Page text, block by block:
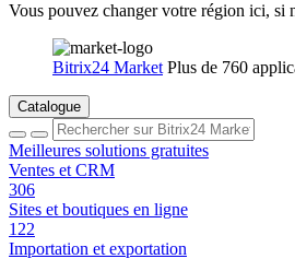
Vous pouvez changer votre région ici, si
Bitrix24 Market Plus de 760
Catalogue
Meilleures solutions gratuites
Ventes et CRM
306
Sites et boutiques en ligne
122
Importation et exportation